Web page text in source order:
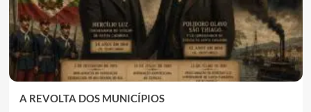
A REVOLTA DOS MUNICÍPIOS